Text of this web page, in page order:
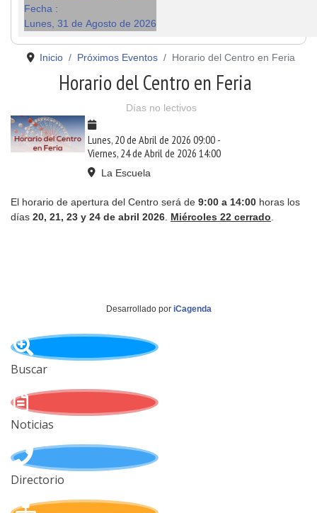
Fecha :
Lunes, 31 de Agosto de 2026
Inicio Próximos Eventos Horario del Centro en Feria
Horario del Centro en Feria
Días no lectivos
Lunes, 20 de Abril de 2026 09:00-
Viernes, 24 de Abril de 2026 14:00
La Escuela
El horario de apertura del Centro será de 9:00 a 14:00 horas los
días 20, 21, 23 y 24 de abril 2026. Miércoles 22 cerrado.
Desarrollado por iCagenda
Buscar
Noticias
Directorio